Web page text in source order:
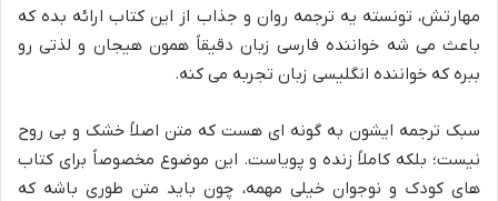
مهارتش، تونسته یه ترجمه روان و جذاب از این کتاب ارائه بده که
باعث می شه خواننده فارسی زبان دقیقاً همون هیجان و لذتی رو
ببره که خواننده انگلیسی زبان تجربه می کنه.
سبک ترجمه ایشون به گونه ای هست که متن اصلاً خشک و بی روح
نیست؛ بلکه کاملاً زنده و پویاست. این موضوع مخصوصاً برای کتاب
های کودک و نوجوان خیلی مهمه، چون باید متن طوری باشه که